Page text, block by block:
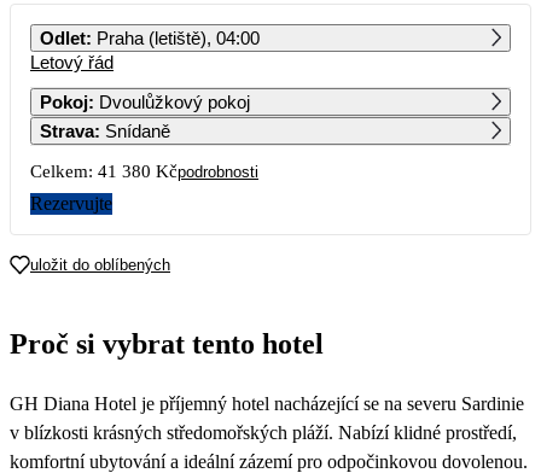
PO ÚT ST ČT PÁ SO NE
3
17
Odlet: Praha (letiště), 04:00
Letový řád
Pokoj: Dvoulůžkový pokoj
Strava: Snídaně
Celkem: 41 380 Kčpodrobnosti
Rezervujte
uložit do oblíbených
Proč si vybrat tento hotel
GH Diana Hotel je příjemný hotel nacházející se na severu Sardinie
v blízkosti krásných středomořských pláží. Nabízí klidné prostředí,
komfortní ubytování a ideální zázemí pro odpočinkovou dovolenou.